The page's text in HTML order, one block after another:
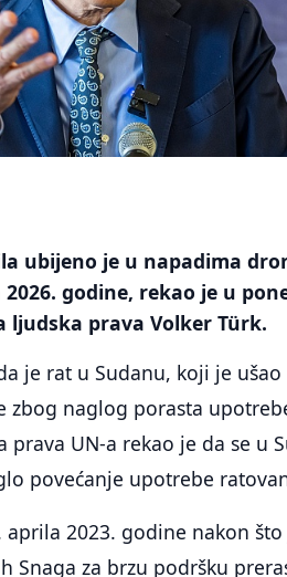
ubijeno je u napadima
godine, rekao je u
ljudska prava Volker Türk.
je rat u Sudanu, koji je
zbog naglog porasta
prava UN-a rekao je da se u
povećanje upotrebe
aprila 2023. godine nakon
Snaga za brzu podršku